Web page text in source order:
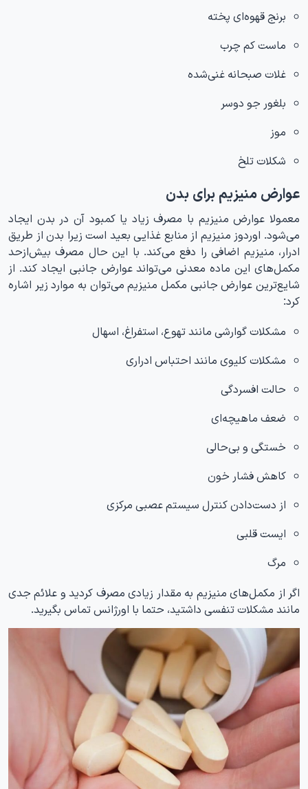
برنج قهوه‌ای پخته
ماست کم چرب
غلات صبحانه غنی‌شده
بلغور جو دوسر
موز
شکلات تلخ
عوارض منیزیم برای بدن
معمولا عوارض منیزیم با مصرف زیاد یا کمبود آن در بدن ایجاد
می‌شود. اوردوز منیزیم از منابع غذایی بعید است زیرا بدن از طریق
ادرار، منیزیم اضافی را دفع می‌کند. با این حال مصرف بیش‌ازحد
مکمل‌های این ماده معدنی می‌تواند عوارض جانبی ایجاد کند. از
شایع‌ترین عوارض جانبی مکمل منیزیم می‌توان به موارد زیر اشاره
کرد:
مشکلات گوارشی مانند تهوع، استفراغ، اسهال
مشکلات کلیوی مانند احتباس ادراری
حالت افسردگی
ضعف ماهیچه‌ای
خستگی و بی‌حالی
کاهش فشار خون
از دست‌دادن کنترل سیستم عصبی مرکزی
ایست قلبی
مرگ
اگر از مکمل‌های منیزیم به مقدار زیادی مصرف کردید و علائم جدی
مانند مشکلات تنفسی داشتید، حتما با اورژانس تماس بگیرید.